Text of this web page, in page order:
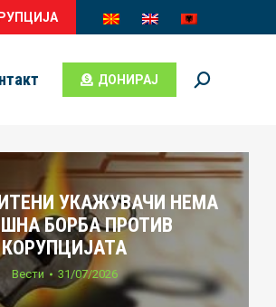
ДОНИРАЈ Search:
УКАЖУВАЧИ НЕМА
БОРБА ПРОТИВ
КОРУПЦИЈАТА
Вести 31/07/2026